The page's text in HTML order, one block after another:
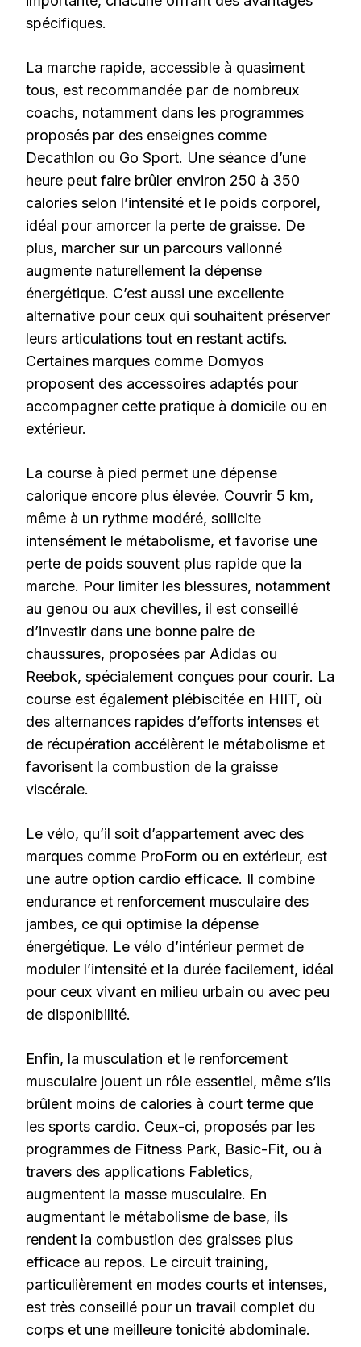
spécifiques.
La marche rapide, accessible à quasiment
tous, est recommandée par de nombreux
coachs, notamment dans les programmes
proposés par des enseignes comme
Decathlon ou Go Sport. Une séance d’une
heure peut faire brûler environ 250 à 350
calories selon l’intensité et le poids corporel,
idéal pour amorcer la perte de graisse. De
plus, marcher sur un parcours vallonné
augmente naturellement la dépense
énergétique. C’est aussi une excellente
alternative pour ceux qui souhaitent préserver
leurs articulations tout en restant actifs.
Certaines marques comme Domyos
proposent des accessoires adaptés pour
accompagner cette pratique à domicile ou en
extérieur.
La course à pied permet une dépense
calorique encore plus élevée. Couvrir 5 km,
même à un rythme modéré, sollicite
intensément le métabolisme, et favorise une
perte de poids souvent plus rapide que la
marche. Pour limiter les blessures, notamment
au genou ou aux chevilles, il est conseillé
d’investir dans une bonne paire de
chaussures, proposées par Adidas ou
Reebok, spécialement conçues pour courir. La
course est également plébiscitée en HIIT, où
des alternances rapides d’efforts intenses et
de récupération accélèrent le métabolisme et
favorisent la combustion de la graisse
viscérale.
Le vélo, qu’il soit d’appartement avec des
marques comme ProForm ou en extérieur, est
une autre option cardio efficace. Il combine
endurance et renforcement musculaire des
jambes, ce qui optimise la dépense
énergétique. Le vélo d’intérieur permet de
moduler l’intensité et la durée facilement, idéal
pour ceux vivant en milieu urbain ou avec peu
de disponibilité.
Enfin, la musculation et le renforcement
musculaire jouent un rôle essentiel, même s’ils
brûlent moins de calories à court terme que
les sports cardio. Ceux-ci, proposés par les
programmes de Fitness Park, Basic-Fit, ou à
travers des applications Fabletics,
augmentent la masse musculaire. En
augmentant le métabolisme de base, ils
rendent la combustion des graisses plus
efficace au repos. Le circuit training,
particulièrement en modes courts et intenses,
est très conseillé pour un travail complet du
corps et une meilleure tonicité abdominale.